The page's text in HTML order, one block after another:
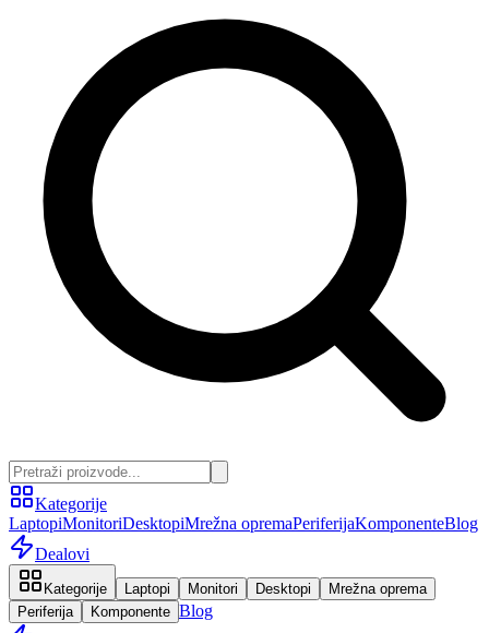
Kategorije
LaptopiMonitoriDesktopiMrežna opremaPeriferijaKomponenteBlog
Dealovi
Kategorije Laptopi Monitori Desktopi
Mrežna oprema
Periferija
Komponente Blog